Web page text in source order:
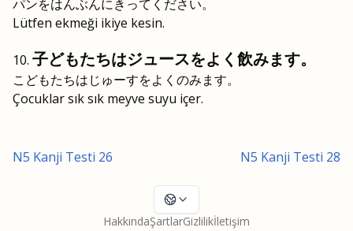
パンをはんぶんにきってください。
Lütfen ekmeği ikiye kesin.
子どもたちはジュースをよく飲みます。
こどもたちはじゅーすをよくのみます。
Çocuklar sık sık meyve suyu içer.
N5 Kanji Testi 26 N5 Kanji Testi 28
HakkındaŞartlarGizlilikİletişim